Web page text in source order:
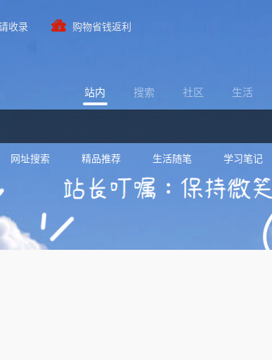
收录 购物省钱返利
站内 搜索 社区 生活
网址搜索 精品推荐 生活随笔 学习笔记